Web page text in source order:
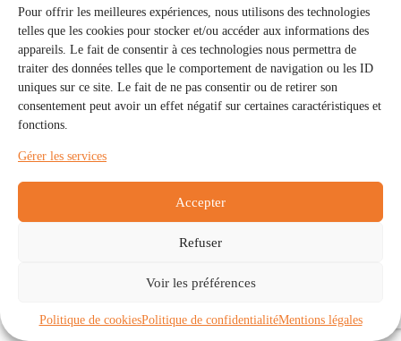
Pour offrir les meilleures expériences, nous utilisons des technologies
telles que les cookies pour stocker et/ou accéder aux informations des
appareils. Le fait de consentir à ces technologies nous permettra de
traiter des données telles que le comportement de navigation ou les ID
uniques sur ce site. Le fait de ne pas consentir ou de retirer son
consentement peut avoir un effet négatif sur certaines caractéristiques et
fonctions.
Gérer les services
Accepter
Refuser
Voir les préférences
Politique de cookiesPolitique de confidentialitéMentions légales
Communautés
À propos
Politique de cookies (UE)